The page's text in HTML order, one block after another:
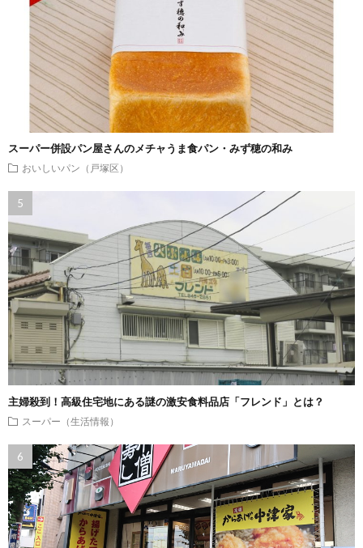
スーパー併設パン屋さんのメチャうま食パン・みず穂の和み
おいしいパン（戸塚区）
主婦殺到！高級住宅地にある謎の激安食料品店「フレンド」とは？
スーパー（生活情報）